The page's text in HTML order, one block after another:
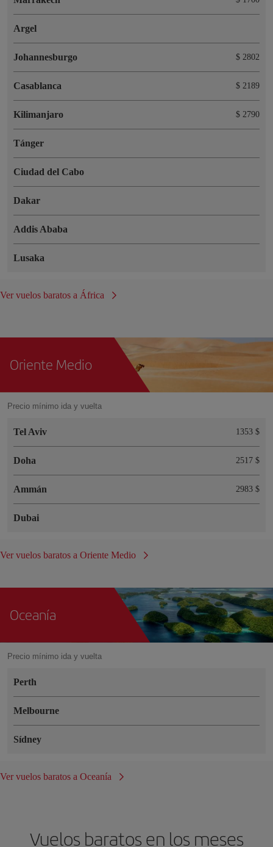
Argel
Johannesburgo $ 2802
Casablanca $ 2189
Kilimanjaro $ 2790
Tánger
Ciudad del Cabo
Dakar
Addis Ababa
Lusaka
Ver vuelos baratos a África
Oriente Medio
Precio mínimo ida y vuelta
Tel Aviv 1353 $
Doha 2517 $
Ammán 2983 $
Dubai
Ver vuelos baratos a Oriente Medio
Oceanía
Precio mínimo ida y vuelta
Perth
Melbourne
Sídney
Ver vuelos baratos a Oceanía
Vuelos baratos en los meses